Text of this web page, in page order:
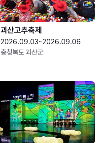
괴산고추축제
2026.09.03~2026.09.06
충청북도 괴산군